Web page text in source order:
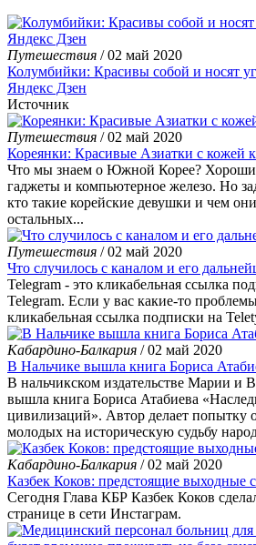
Путешествия / 02 май 2020
Колумбийки: Красивы собой и носят
Яндекс Дзен
Источник
Путешествия / 02 май 2020
Кореянки: Красивые Азиатки с кожей
Что мы знаем о Южной Корее?
гаджеты и компьютерное железо. Но
кто такие корейские девушки и чем
остальных...
Путешествия / 02 май 2020
Что случилось с каналом и его
Telegram - это кликабельная ссылка
Telegram. Если у вас какие-то
кликабельная ссылка подписки на
Кабардино-Балкария / 02 май 2020
В Нальчике вышла книга Бориса
В нальчикском издательстве Марии и
вышла книга Бориса Атабиева
цивилизаций». Автор делает попытку
молодых на историческую судьбу
Кабардино-Балкария / 02 май 2020
Казбек Коков: предстоящие выходные
Сегодня Глава КБР Казбек Коков
странице в сети Инстаграм.